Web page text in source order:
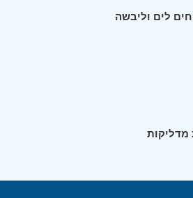
לים וליבשה
מדליקות